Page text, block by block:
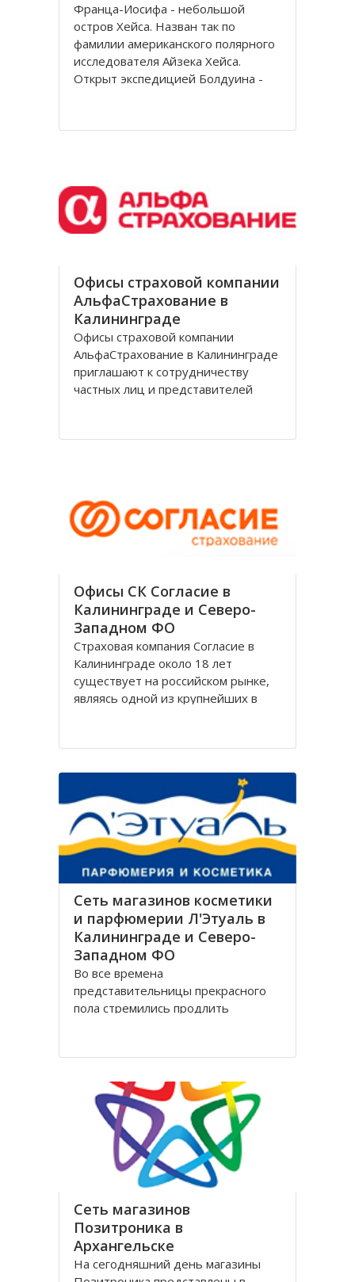
Франца-Иосифа - небольшой
остров Хейса. Назван так по
фамилии американского полярного
исследователя Айзека Хейса.
Открыт экспедицией Болдуина -
широты, в самых суровых условиях
Офисы страховой компании
АльфаСтрахование в
Калининграде
Офисы страховой компании
АльфаСтрахование в Калининграде
приглашают к сотрудничеству
частных лиц и представителей
крупнейшим российским
страховую группу
Офисы СК Согласие в
Калининграде и Северо-
Западном ФО
Страховая компания Согласие в
Калининграде около 18 лет
существует на российском рынке,
являясь одной из крупнейших в
только с лучшей стороны.
широко разветвлённую сеть
филиалов, которая охватывает
Сеть магазинов косметики
и парфюмерии Л'Этуаль в
Калининграде и Северо-
Западном ФО
Во все времена
представительницы прекрасного
пола стремились продлить
Женщины прилагали массу усилий
для достижения цели. Но это уже в
прошлом! Сегодня, благодаря
колоссальным достижениям в
области косметологии, ухаживать
за лицом и телом стало
Сеть магазинов
Позитроника в
Архангельске
На сегодняшний день магазины